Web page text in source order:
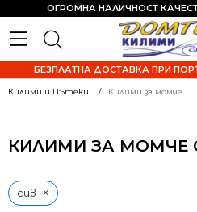
ОГРОМНА НАЛИЧНОСТ
БЕЗПЛАТНА ДОСТАВКА ПРИ
Килими и Пътеки Килими за момче
КИЛИМИ ЗА МОМЧЕ
сив ×